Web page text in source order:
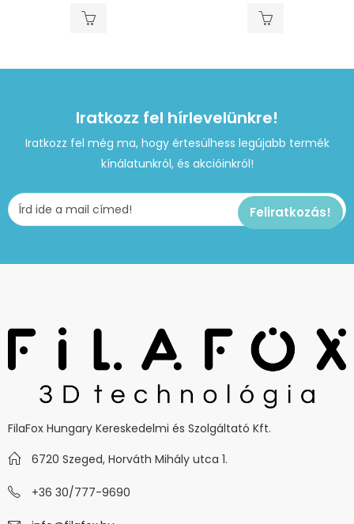
Iratkozz fel hírlevelünkre!
Iratkozz fel még ma, hogy értesülhess legújabb termék
kínálatunkról, és akcióinkról!
FilaFox Hungary Kereskedelmi és Szolgáltató Kft.
6720 Szeged, Horváth Mihály utca 1.
+36 30/777-9690